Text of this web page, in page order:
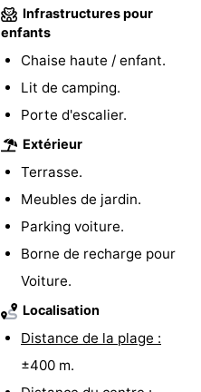
Infrastructures pour
enfants
Chaise haute / enfant.
Lit de camping.
Porte d'escalier.
Extérieur
Terrasse.
Meubles de jardin.
Parking voiture.
Borne de recharge pour
Voiture.
Localisation
Distance de la plage :
±400 m.